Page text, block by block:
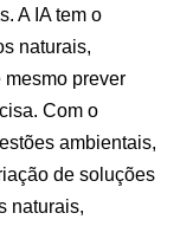
A IA tem o
naturais,
prever
Com o
ambientais,
de soluções
naturais,